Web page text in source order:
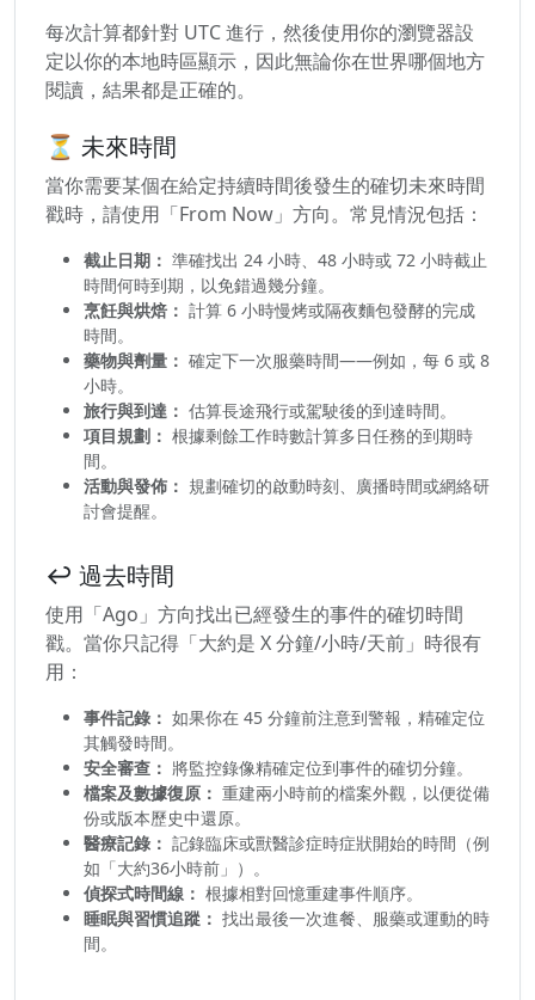
每次計算都針對 UTC 進行，然後使用你的瀏覽器設
定以你的本地時區顯示，因此無論你在世界哪個地方
閱讀，結果都是正確的。
⏳ 未來時間
當你需要某個在給定持續時間後發生的確切未來時間
戳時，請使用「From Now」方向。常見情況包括：
截止日期： 準確找出 24 小時、48 小時或 72 小時截止
時間何時到期，以免錯過幾分鐘。
烹飪與烘焙： 計算 6 小時慢烤或隔夜麵包發酵的完成
時間。
藥物與劑量： 確定下一次服藥時間——例如，每 6 或 8
小時。
旅行與到達： 估算長途飛行或駕駛後的到達時間。
項目規劃： 根據剩餘工作時數計算多日任務的到期時
間。
活動與發佈： 規劃確切的啟動時刻、廣播時間或網絡研
討會提醒。
↩️ 過去時間
使用「Ago」方向找出已經發生的事件的確切時間
戳。當你只記得「大約是 X 分鐘/小時/天前」時很有
用：
事件記錄： 如果你在 45 分鐘前注意到警報，精確定位
其觸發時間。
安全審查： 將監控錄像精確定位到事件的確切分鐘。
檔案及數據復原： 重建兩小時前的檔案外觀，以便從備
份或版本歷史中還原。
醫療記錄： 記錄臨床或獸醫診症時症狀開始的時間（例
如「大約36小時前」）。
偵探式時間線： 根據相對回憶重建事件順序。
睡眠與習慣追蹤： 找出最後一次進餐、服藥或運動的時
間。